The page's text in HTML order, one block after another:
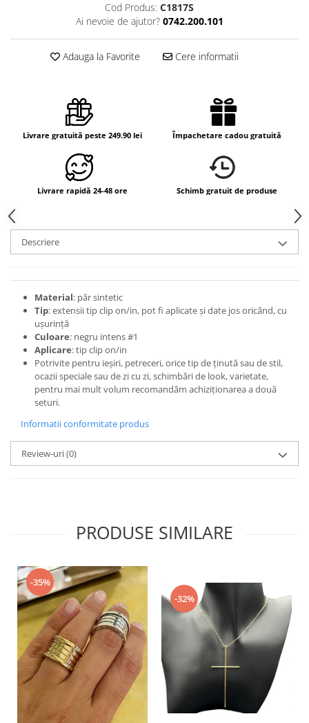
Cod Produs: C1817S
Ai nevoie de ajutor? 0742.200.101
Adauga la Favorite Cere informatii
Livrare gratuită peste 249.90 lei Împachetare cadou gratuită
Livrare rapidă 24-48 ore Schimb gratuit de produse
Descriere
Material: păr sintetic
Tip: extensii tip clip on/in, pot fi aplicate și date jos oricând, cu
ușurință
Culoare: negru intens #1
Aplicare: tip clip on/in
Potrivite pentru ieșiri, petreceri, orice tip de ținută sau de stil,
ocazii speciale sau de zi cu zi, schimbări de look, varietate,
pentru mai mult volum recomandăm achiziționarea a două
seturi.
Informatii conformitate produs
Review-uri(0)
PRODUSE SIMILARE
-35%
-32%